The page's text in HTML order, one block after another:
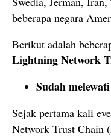
beberapa negara
Berikut adalah
Lightning Network
Sudah
Sejak pertama kali
Network Trust Chain